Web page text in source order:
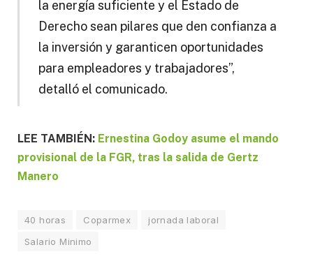
la energía suficiente y el Estado de
Derecho sean pilares que den confianza a
la inversión y garanticen oportunidades
para empleadores y trabajadores”,
detalló el comunicado.
LEE TAMBIÉN: Ernestina Godoy asume el mando
provisional de la FGR, tras la salida de Gertz
Manero
40 horas Coparmex
jornada laboral
Salario Minimo